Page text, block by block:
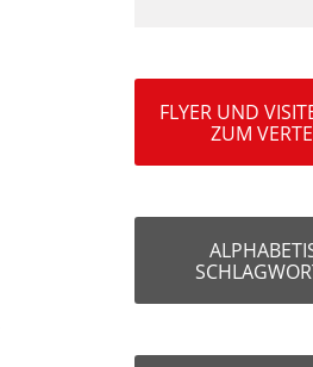
FLYER UND
ZUM